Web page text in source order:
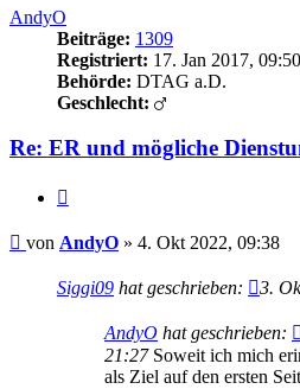
AndyO
Beiträge: 1309
Registriert: 17. Jan 2017, 09:50
Behörde: DTAG a.D.
Geschlecht:
Re: ER und mögliche
Beitrag
von AndyO » 4. Okt 2022, 09:38
Siggi09 hat geschrieben: 3.
AndyO hat geschrieben:
21:27Soweit ich mich
als Ziel auf den ersten